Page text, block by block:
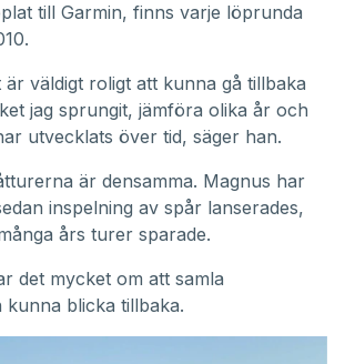
till Garmin, finns varje löprunda
väldigt roligt att kunna gå tillbaka
jag sprungit, jämföra olika år och
utvecklats över tid, säger han.
är densamma. Magnus har
inspelning av spår lanserades,
års turer sparade.
det mycket om att samla
blicka tillbaka.